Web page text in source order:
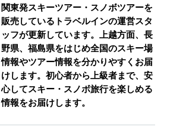
関東発スキーツアー・スノボツアーを
販売しているトラベルインの運営スタ
ッフが更新しています。上越方面、長
野県、福島県をはじめ全国のスキー場
情報やツアー情報を分かりやすくお届
けします。初心者から上級者まで、安
心してスキー・スノボ旅行を楽しめる
情報をお届けします。